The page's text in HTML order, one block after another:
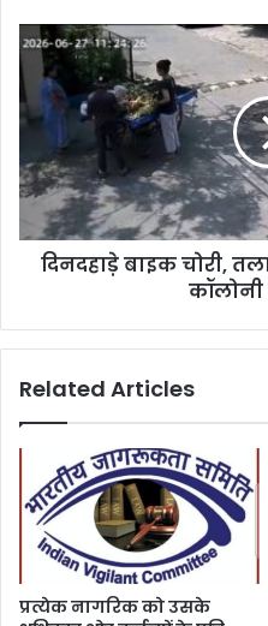
दिनदहाड़े बाइक चोरी,
Related Articles
प्रत्येक नागरिक को उसके